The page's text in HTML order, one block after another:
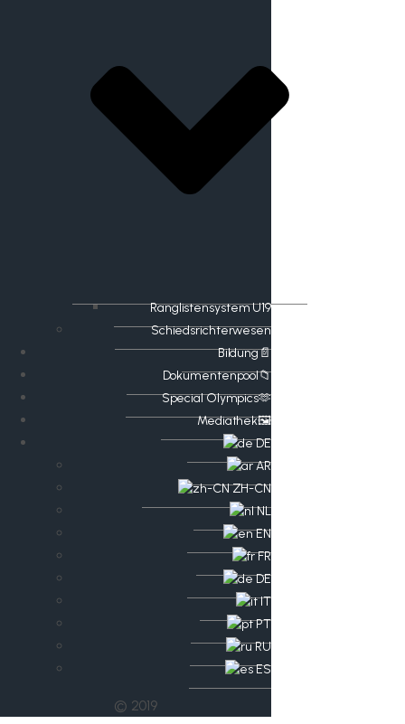
Ranglistensystem U19
Schiedsrichterwesen
Bildung📄
Dokumentenpool📁
​​Special Olympics🫶
Mediathek🖼️​
DE
AR
ZH-CN
NL
EN
FR
DE
IT
PT
RU
ES
© 2019